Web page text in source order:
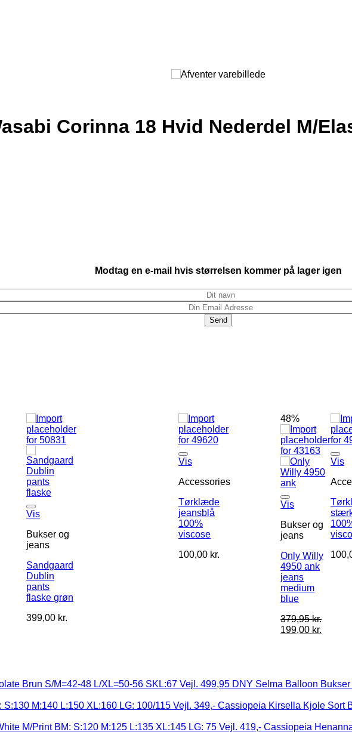
Corinna 18 Hvid Nederdel M/
Modtag en e-mail hvis størrelsen kommer på lager igen
Vis
Bukser og
jeans
Sandgaard
Dublin
pants
flaske grøn
399,00 kr.
Vis
Accessories
Tørklæde
jeansblå
100%
viscose
100,00 kr.
48%
Vis
Bukser og
jeans
Only Willy
4950 ank
jeans
medium
blue
379,95kr.
199,00 kr.
Vis
DNY Selma Balloon
Cassiopeia Kirsella Kjole Sort
Cassiopeia